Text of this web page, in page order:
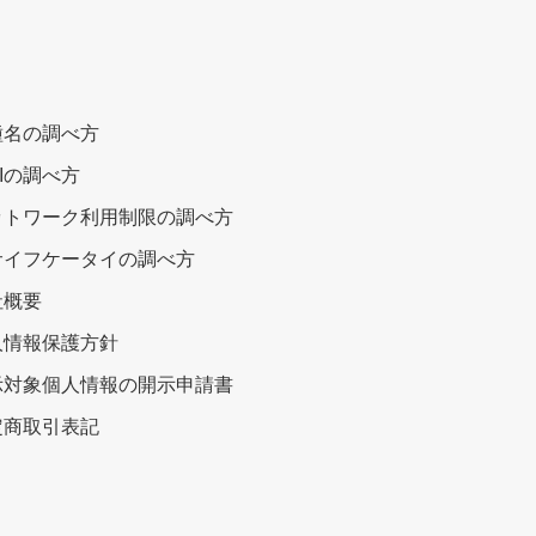
名の調べ方
の調べ方
トワーク利用制限の調べ方
イフケータイの調べ方
概要
情報保護方針
対象個人情報の開示申請書
商取引表記